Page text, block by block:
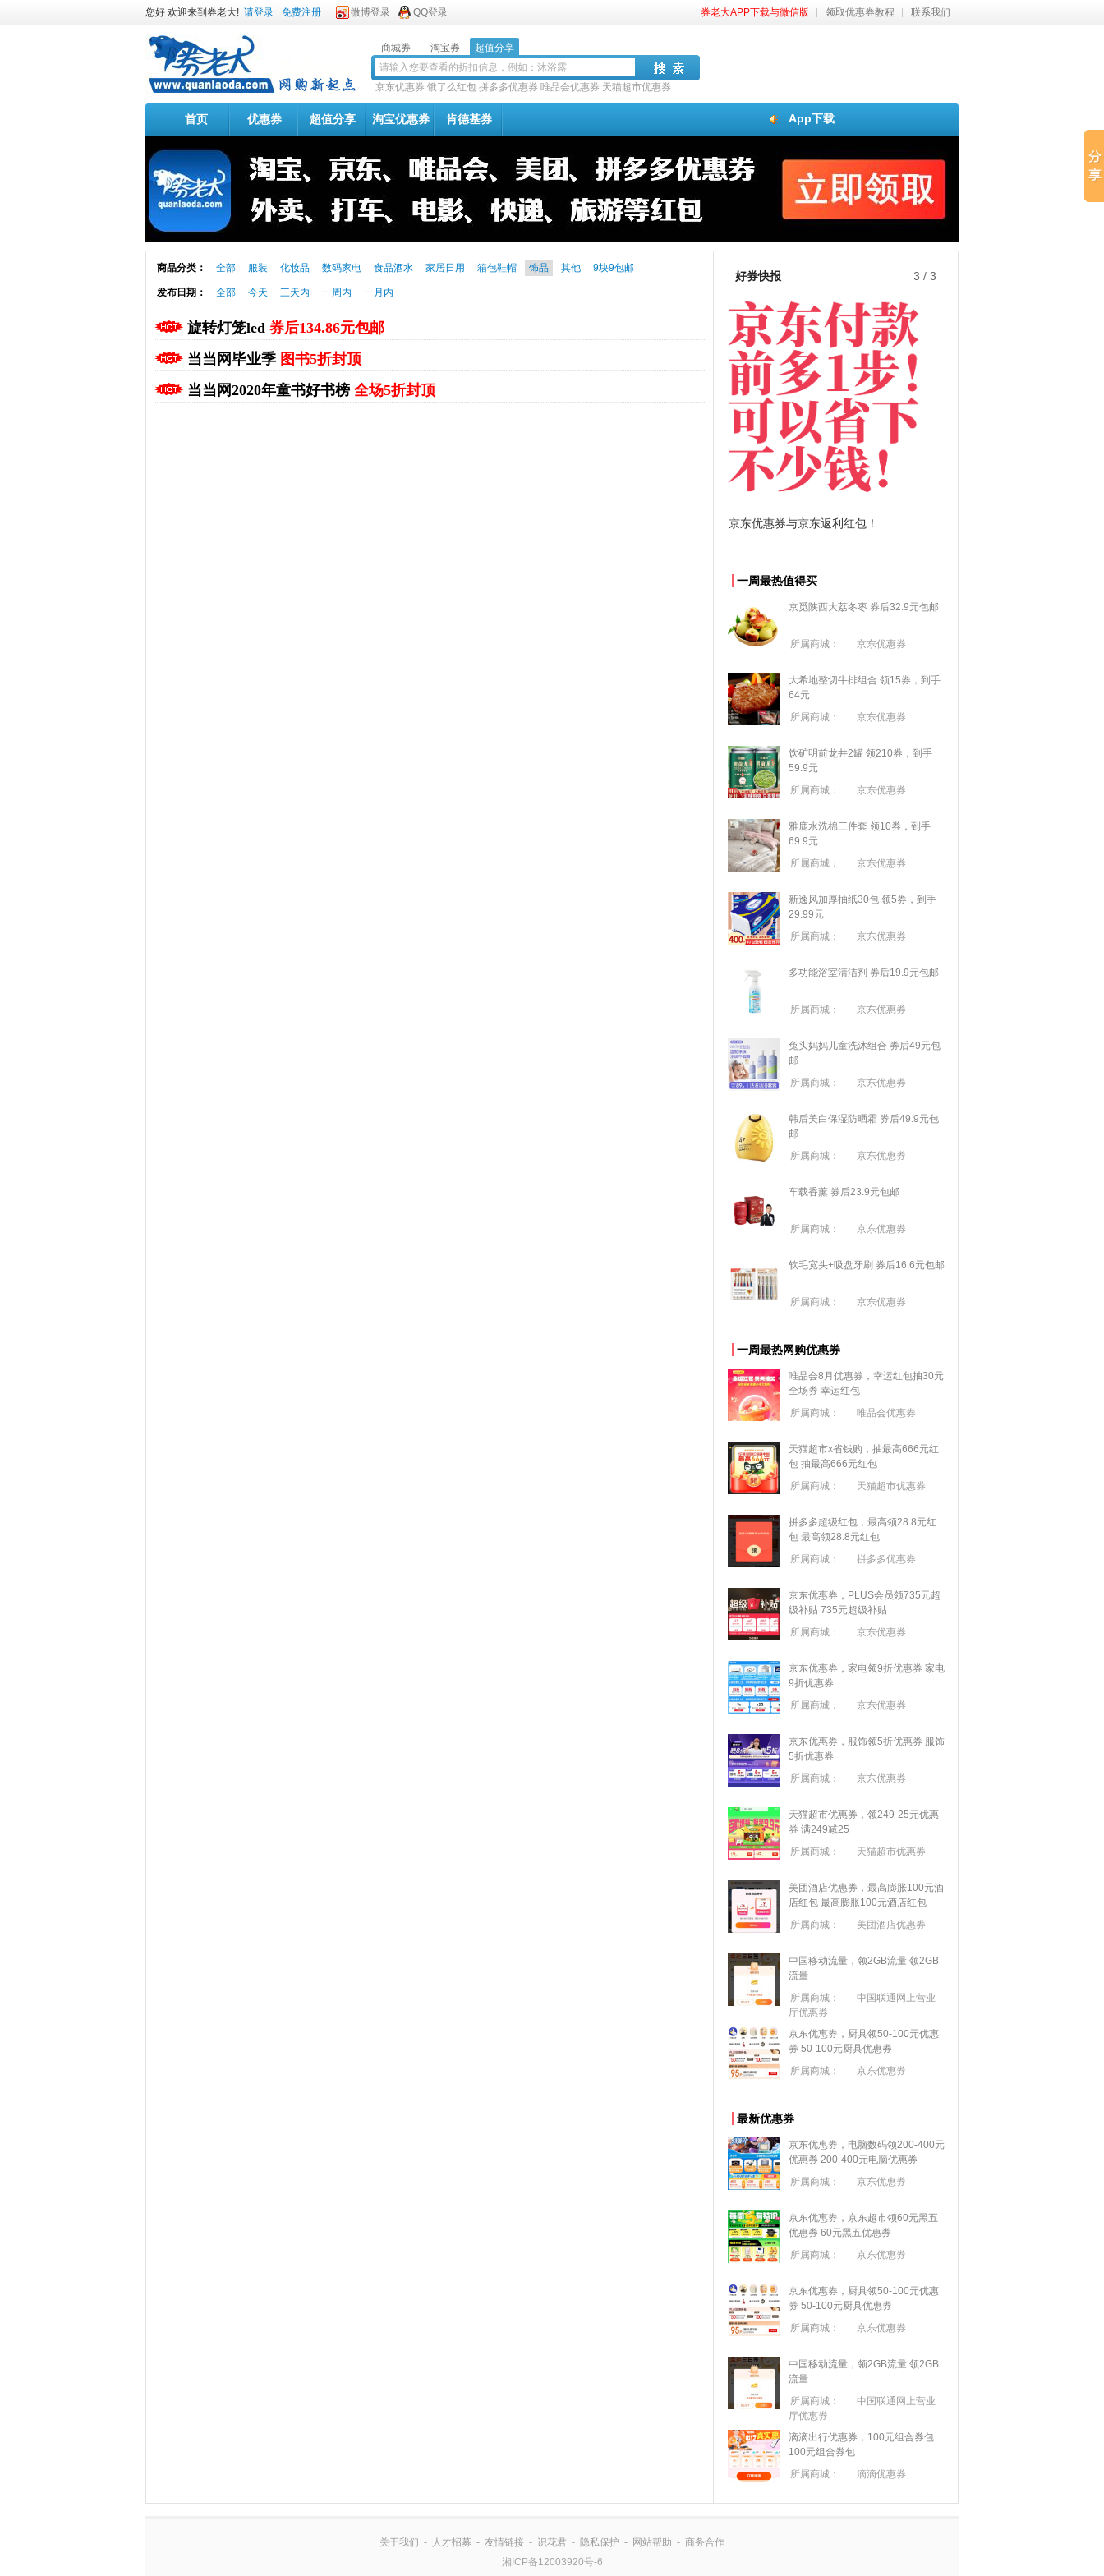
您好 欢迎来到券老大! 请登录 免费注册 微博登录 QQ登录 券老大APP下载与微信版 领取优惠券教程 联系我们
商城券 淘宝券 超值分享
京东优惠券 饿了么红包 拼多多优惠券 唯品会优惠券 天猫超市优惠券
App下载
首页 优惠券 超值分享 淘宝优惠券 肯德基券
商品分类： 全部 服装 化妆品 数码家电 食品酒水 家居日用 箱包鞋帽 饰品 其他 9块9包邮
发布日期： 全部 今天 三天内 一周内 一月内
旋转灯笼led 券后134.86元包邮
当当网毕业季 图书5折封顶
当当网2020年童书好书榜 全场5折封顶
好券快报 3 / 3
拼多多优惠券+拼多多返利
一周最热值得买
京觅陕西大荔冬枣 券后32.9元包邮
所属商城： 京东优惠券
大希地整切牛排组合 领15券，到手
64元
所属商城：
京东优惠券
饮矿明前龙井2罐 领210券，到手
59.9元
所属商城：
京东优惠券
雅鹿水洗棉三件套 领10券，到手
69.9元
所属商城：
京东优惠券
新逸风加厚抽纸30包 领5券，到手
29.99元
所属商城：
京东优惠券
多功能浴室清洁剂 券后19.9元包邮
所属商城： 京东优惠券
兔头妈妈儿童洗沐组合 券后49元包
邮
所属商城：
京东优惠券
韩后美白保湿防晒霜 券后49.9元包
邮
所属商城：
京东优惠券
车载香薰 券后23.9元包邮
所属商城： 京东优惠券
软毛宽头+吸盘牙刷 券后16.6元包邮
所属商城： 京东优惠券
一周最热网购优惠券
唯品会8月优惠券，幸运红包抽30元
全场券 幸运红包
所属商城：
唯品会优惠券
天猫超市x省钱购，抽最高666元红
包 抽最高666元红包
所属商城：
天猫超市优惠券
拼多多超级红包，最高领28.8元红
包 最高领28.8元红包
所属商城：
拼多多优惠券
京东优惠券，PLUS会员领735元超
级补贴 735元超级补贴
所属商城：
京东优惠券
京东优惠券，家电领9折优惠券 家电
9折优惠券
所属商城：
京东优惠券
京东优惠券，服饰领5折优惠券 服饰
5折优惠券
所属商城：
京东优惠券
天猫超市优惠券，领249-25元优惠
券 满249减25
所属商城：
天猫超市优惠券
美团酒店优惠券，最高膨胀100元酒
店红包 最高膨胀100元酒店红包
所属商城：
美团酒店优惠券
中国移动流量，领2GB流量 领2GB
流量
所属商城：
中国联通网上营业
厅优惠券
京东优惠券，厨具领50-100元优惠
券 50-100元厨具优惠券
所属商城：
京东优惠券
最新优惠券
京东优惠券，电脑数码领200-400元
优惠券 200-400元电脑优惠券
所属商城：
京东优惠券
京东优惠券，京东超市领60元黑五
优惠券 60元黑五优惠券
所属商城：
京东优惠券
京东优惠券，厨具领50-100元优惠
券 50-100元厨具优惠券
所属商城：
京东优惠券
中国移动流量，领2GB流量 领2GB
流量
所属商城：
中国联通网上营业
厅优惠券
滴滴出行优惠券，100元组合券包
100元组合券包
所属商城：
滴滴优惠券
关于我们 - 人才招募 - 友情链接 - 识花君 - 隐私保护 - 网站帮助 - 商务合作
湘ICP备12003920号-6